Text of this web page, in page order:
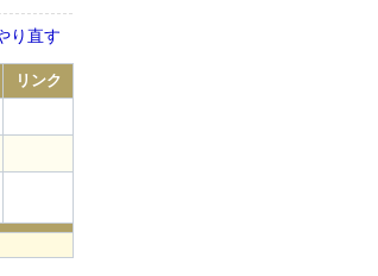
り直す
リンク